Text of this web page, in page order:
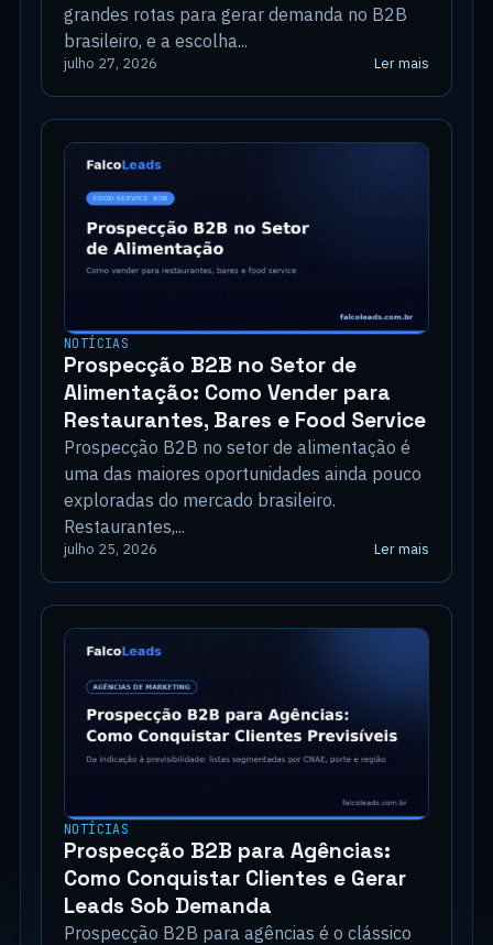
grandes rotas para gerar demanda no B2B
brasileiro, e a escolha...
julho 27, 2026 Ler mais
NOTÍCIAS
Prospecção B2B no Setor de
Alimentação: Como Vender para
Restaurantes, Bares e Food Service
Prospecção B2B no setor de alimentação é
uma das maiores oportunidades ainda pouco
exploradas do mercado brasileiro.
Restaurantes,...
julho 25, 2026 Ler mais
NOTÍCIAS
Prospecção B2B para Agências:
Como Conquistar Clientes e Gerar
Leads Sob Demanda
Prospecção B2B para agências é o clássico